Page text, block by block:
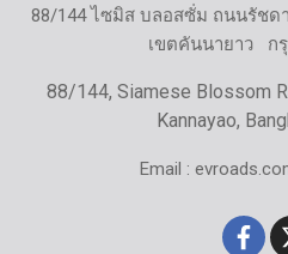
88/144 ไซมิส บลอสซั่ม ถนนรัชด
เขตคันนายาว ก
88/144, Siamese Blossom
Kannayao,
Email :